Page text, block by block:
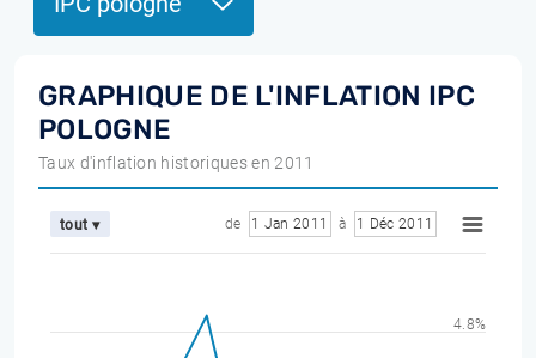
GRAPHIQUE DE L'INFLATION IPC
POLOGNE
Taux d'inflation historiques en 2011
tout ▾ de 1 Jan 2011 à 1 Déc 2011
4.8%